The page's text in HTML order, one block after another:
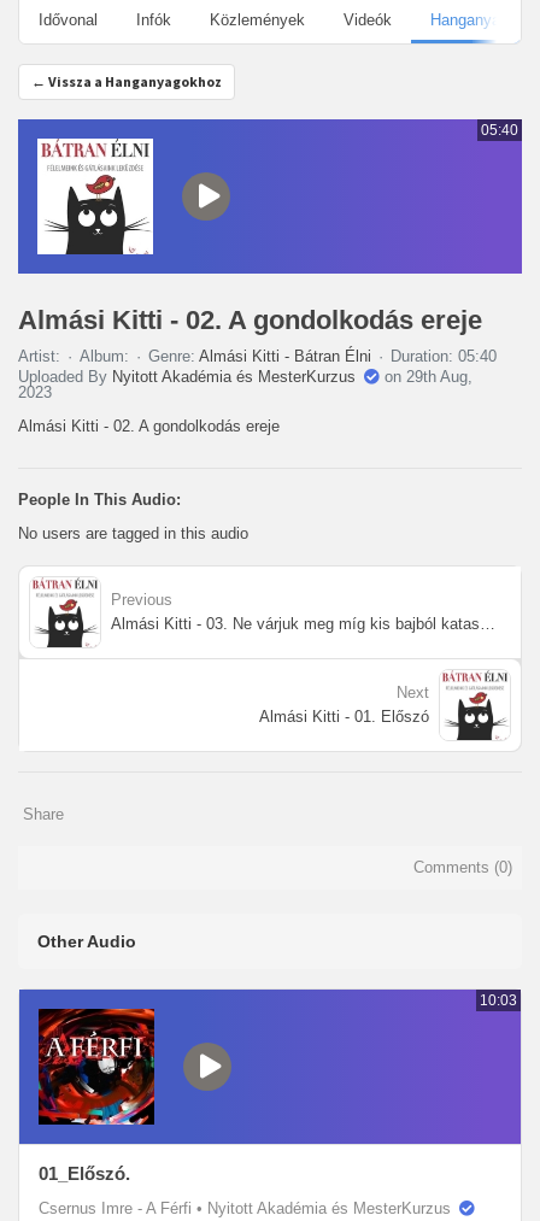
Idővonal Infók Közlemények Videók Hanganyagok
← Vissza a Hanganyagokhoz
05:40
Almási Kitti - 02. A gondolkodás ereje
Artist: Album: Genre: Almási Kitti - Bátran Élni
Duration: 05:40
Uploaded By Nyitott Akadémia és MesterKurzus
on 29th Aug,
2023
Almási Kitti - 02. A gondolkodás ereje
People In This Audio:
No users are tagged in this audio
Previous
Almási Kitti - 03. Ne várjuk meg míg kis bajból katasztrófa lesz
Next
Almási Kitti - 01. Előszó
Share
Comments (0)
Other Audio
10:03
01_Előszó.
Csernus Imre - A Férfi • Nyitott Akadémia és MesterKurzus